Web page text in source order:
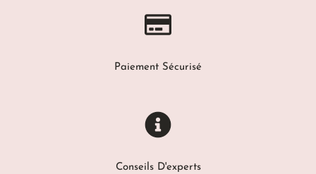
Paiement Sécurisé
Conseils D'experts